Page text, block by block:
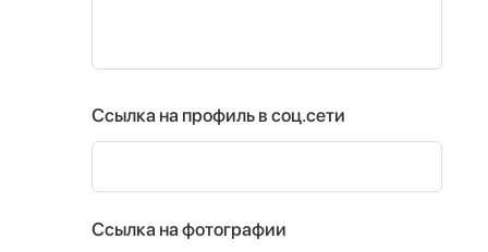
Ссылка на профиль в соц.сети
Ссылка на фотографии